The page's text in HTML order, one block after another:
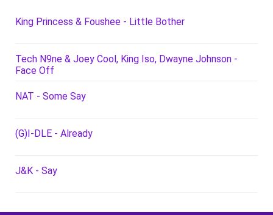
King Princess & Foushee - Little Bother
Tech N9ne & Joey Cool, King Iso, Dwayne Johnson -
Face Off
NAT - Some Say
(G)I-DLE - Already
J&K - Say